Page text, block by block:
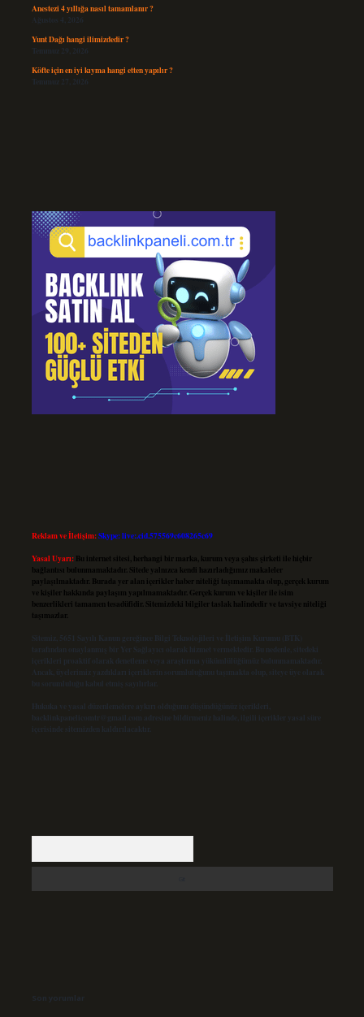
Anestezi 4 yıllığa nasıl tamamlanır ?
Ağustos 4, 2026
Yunt Dağı hangi ilimizdedir ?
Temmuz 29, 2026
Köfte için en iyi kıyma hangi etten yapılır ?
Temmuz 27, 2026
Reklam ve İletişim:Skype: live:.cid.575569c608265c69
Yasal Uyarı: Bu internet sitesi, herhangi bir marka, kurum veya şahıs şirketi ile hiçbir
bağlantısı bulunmamaktadır. Sitede yalnızca kendi hazırladığımız makaleler
paylaşılmaktadır. Burada yer alan içerikler haber niteliği taşımamakta olup, gerçek kurum
ve kişiler hakkında paylaşım yapılmamaktadır. Gerçek kurum ve kişiler ile isim
benzerlikleri tamamen tesadüfidir. Sitemizdeki bilgiler taslak halindedir ve tavsiye niteliği
taşımazlar.
Sitemiz, 5651 Sayılı Kanun gereğince Bilgi Teknolojileri ve İletişim Kurumu (BTK)
tarafından onaylanmış bir Yer Sağlayıcı olarak hizmet vermektedir. Bu nedenle, sitedeki
içerikleri proaktif olarak denetleme veya araştırma yükümlülüğümüz bulunmamaktadır.
Ancak, üyelerimiz yazdıkları içeriklerin sorumluluğunu taşımakta olup, siteye üye olarak
bu sorumluluğu kabul etmiş sayılırlar.
Hukuka ve yasal düzenlemelere aykırı olduğunu düşündüğünüz içerikleri,
backlinkpanelicomtr@gmail.com adresine bildirmeniz halinde, ilgili içerikler yasal süre
içerisinde sitemizden kaldırılacaktır.
Son yorumlar